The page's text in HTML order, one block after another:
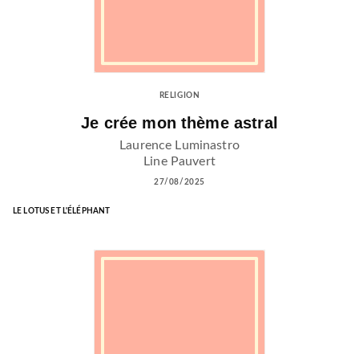
RELIGION
Je crée mon thème astral
Laurence Luminastro
Line Pauvert
27/08/2025
LE LOTUS ET L'ÉLÉPHANT